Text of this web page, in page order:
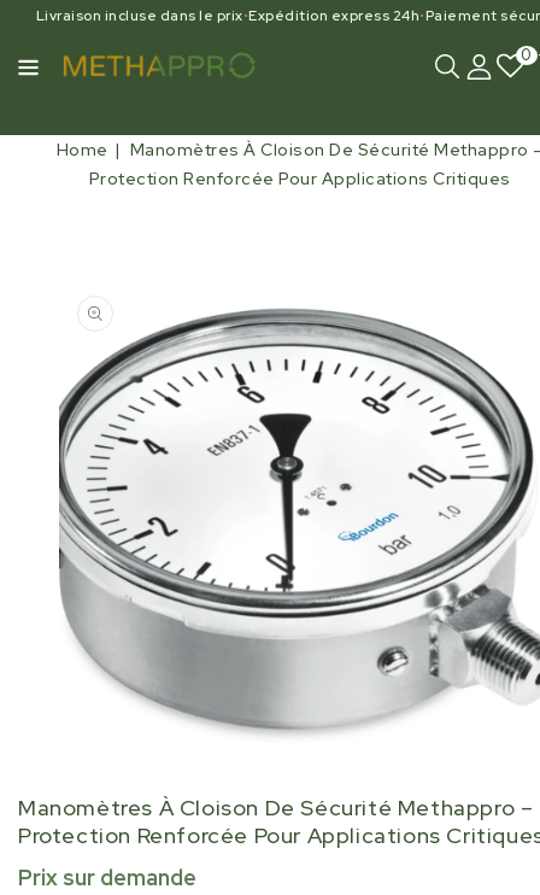
0
Home
Manomètres À Cloison De Sécurité Methappro
Protection Renforcée Pour Applications Critiques
Livraison incluse dans le prix•Expédition express 24h•Paiement
media
1
in
gallery
view
Manomètres À Cloison De Sécurité Methappro –
Protection Renforcée Pour Applications
Regular
Prix sur demande